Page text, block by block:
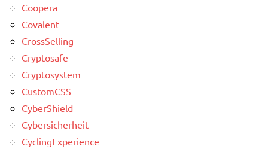
Coopera
Covalent
CrossSelling
Cryptosafe
Cryptosystem
CustomCSS
CyberShield
Cybersicherheit
CyclingExperience